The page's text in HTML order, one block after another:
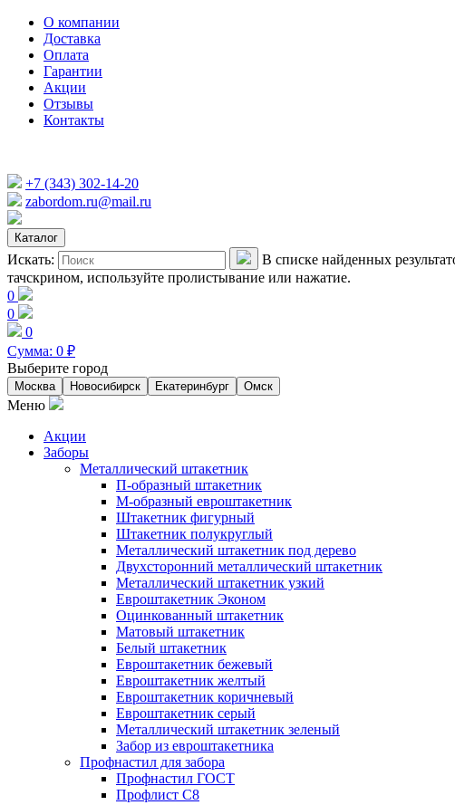
О компании
Доставка
Оплата
Гарантии
Акции
Отзывы
Контакты
+7 (343) 302-14-20
zabordom.ru@mail.ru
Каталог
Искать:
В списке найденных
тачскрином, используйте пролистывание или нажатие.
0
0
0
Сумма: 0 ₽
Выберите город
Москва Новосибирск Екатеринбург Омск
Меню
Акции
Заборы
Металлический штакетник
П-образный штакетник
М-образный евроштакетник
Штакетник фигурный
Штакетник полукруглый
Металлический штакетник под дерево
Двухсторонний металлический штакетник
Металлический штакетник узкий
Евроштакетник Эконом
Оцинкованный штакетник
Матовый штакетник
Белый штакетник
Евроштакетник бежевый
Евроштакетник желтый
Евроштакетник коричневый
Евроштакетник серый
Металлический штакетник зеленый
Забор из евроштакетника
Профнастил для забора
Профнастил ГОСТ
Профлист С8